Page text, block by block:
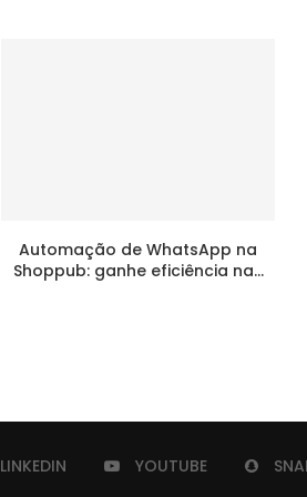
Automação de WhatsApp na
Shoppub: ganhe eficiência na...
LINKEDIN YOUTUBE